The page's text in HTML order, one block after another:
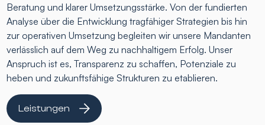
Beratung und klarer Umsetzungsstärke. Von der fundierten
Analyse über die Entwicklung tragfähiger Strategien bis hin
zur operativen Umsetzung begleiten wir unsere Mandanten
verlässlich auf dem Weg zu nachhaltigem Erfolg. Unser
Anspruch ist es, Transparenz zu schaffen, Potenziale zu
heben und zukunftsfähige Strukturen zu etablieren.
Leistungen